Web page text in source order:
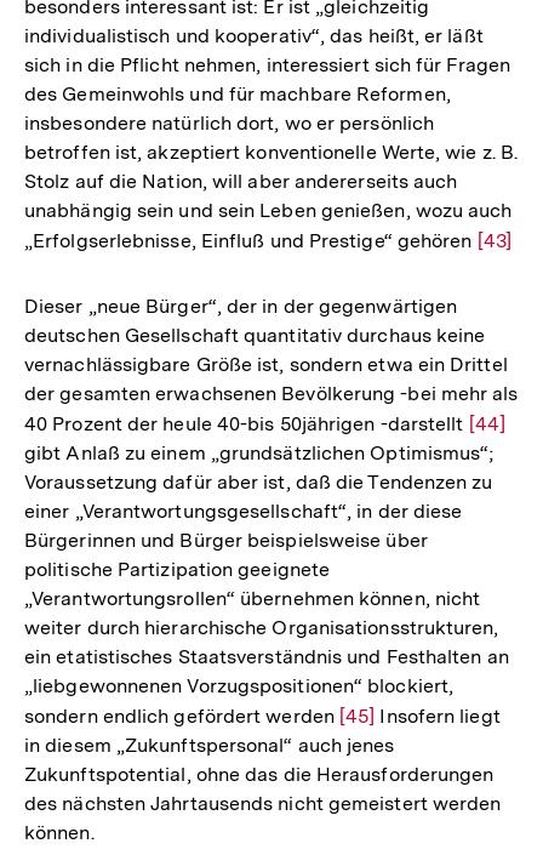
besonders interessant ist: Er ist „gleichzeitig
individualistisch und kooperativ“, das heißt, er läßt
sich in die Pflicht nehmen, interessiert sich für Fragen
des Gemeinwohls und für machbare Reformen,
insbesondere natürlich dort, wo er persönlich
betroffen ist, akzeptiert konventionelle Werte, wie z. B.
Stolz auf die Nation, will aber andererseits auch
unabhängig sein und sein Leben genießen, wozu auch
„Erfolgserlebnisse, Einfluß und Prestige“ gehören Zur
[43]
Dieser „neue Bürger“, der in der gegenwärtigen
deutschen Gesellschaft quantitativ durchaus keine
vernachlässigbare Größe ist, sondern etwa ein Drittel
der gesamten erwachsenen Bevölkerung -bei mehr als
40 Prozent der heule 40-bis 50jährigen -darstellt Zur
der
[44]
gibt Anlaß zu einem „grundsätzlichen Optimismus“;
Voraussetzung dafür aber ist, daß die Tendenzen zu
einer „Verantwortungsgesellschaft“, in der diese
Bürgerinnen und Bürger beispielsweise über
politische Partizipation geeignete
„Verantwortungsrollen“ übernehmen können, nicht
weiter durch hierarchische Organisationsstrukturen,
ein etatistisches Staatsverständnis und Festhalten an
„liebgewonnenen Vorzugspositionen“ blockiert,
sondern endlich gefördert werden Zur
Auflösung
der
Fußnote
[45] Insofern liegt
in diesem „Zukunftspersonal“ auch jenes
Zukunftspotential, ohne das die Herausforderungen
des nächsten Jahrtausends nicht gemeistert werden
können.